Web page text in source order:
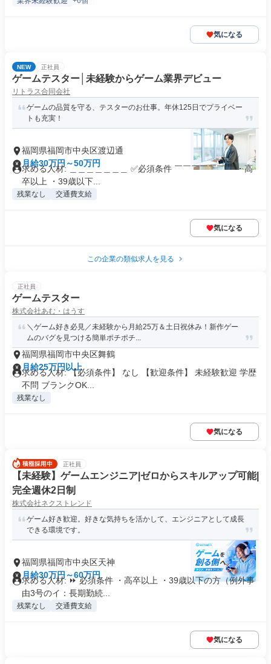
気になる
NEW 正社員
ゲームテスター│未経験からゲーム業界デビュー
リトラス合同会社
ゲームの品質を守る、テスターのお仕事。年休125日でプライベー
トも充実！
福岡県福岡市中央区渡辺通
月給30万円～50万円
求める人材: ＿＿＿＿＿＿＿ ✅必須条件 ￣￣￣￣￣￣￣ ・高
卒以上 ・39歳以下...
残業なし 交通費支給
気になる
この企業の類似求人を見る
正社員
ゲームテスター
株式会社あむ・はうす
＼ゲーム好き必見／未経験から月給25万＆土日祝休み！新作ゲー
ムのバグを見つける簡単ポチポチ...
福岡県福岡市中央区舞鶴
月給25万円以上
求める人材: 【必須条件】 なし 【歓迎条件】 未経験歓迎 学歴
不問 ブランクOK...
残業なし
気になる
正社員
【未経験】ゲームエンジニア|ゼロからスキルアップ可能|
完全週休2日制
株式会社ネクストレンド
ゲーム好き歓迎。好きな気持ちを活かして、エンジニアとして成長
できる環境です。
福岡県福岡市中央区天神
月給30万円～60万円
求める人材: ⏩ 必須条件 ・高卒以上 ・39歳以下の方（例外事
由3号のイ：長期勤続...
残業なし 交通費支給
気になる